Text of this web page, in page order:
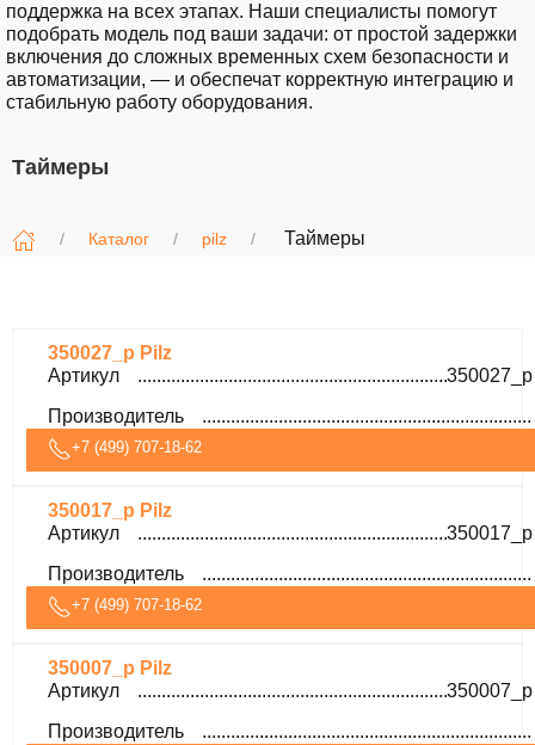
поддержка на всех этапах. Наши специалисты помогут
подобрать модель под ваши задачи: от простой задержки
включения до сложных временных схем безопасности и
автоматизации, — и обеспечат корректную интеграцию и
стабильную работу оборудования.
Таймеры
Каталог pilz Таймеры
350027_p Pilz
Артикул
350027_p
Производитель
+7 (499) 707-18-62
350017_p Pilz
Артикул
350017_p
Производитель
+7 (499) 707-18-62
350007_p Pilz
Артикул
350007_p
Производитель